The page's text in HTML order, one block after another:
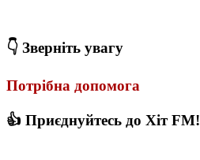
👇 Зверніть увагу
Потрібна допомога
👍 Приєднуйтесь до Хіт FM!